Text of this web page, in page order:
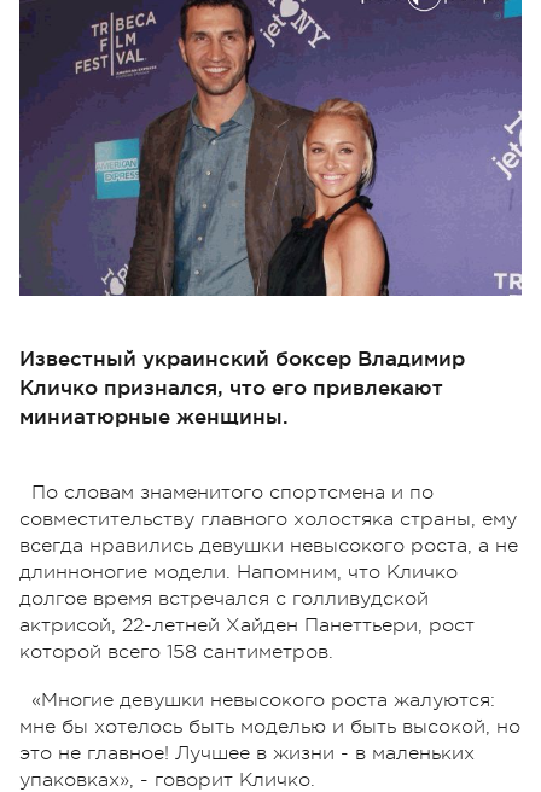
Известный украинский боксер Владимир
Кличко признался, что его привлекают
миниатюрные женщины.
По словам знаменитого спортсмена и по
совместительству главного холостяка страны, ему
всегда нравились девушки невысокого роста, а не
длинноногие модели. Напомним, что Кличко
долгое время встречался с голливудской
актрисой, 22-летней Хайден Панеттьери, рост
которой всего 158 сантиметров.
«Многие девушки невысокого роста жалуются:
мне бы хотелось быть моделью и быть высокой, но
это не главное! Лучшее в жизни - в маленьких
упаковках», - говорит Кличко.